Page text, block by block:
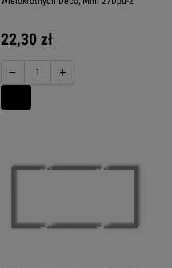
22,30 zł
− +